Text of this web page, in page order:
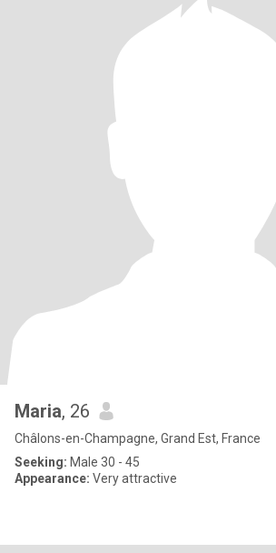
Maria, 26
Châlons-en-Champagne, Grand Est, France
Seeking: Male 30 - 45
Appearance: Very attractive